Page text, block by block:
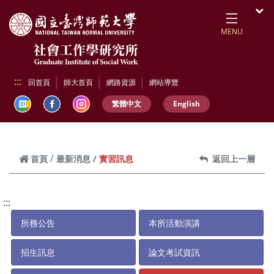
MENU
::: 回首頁 師大首頁 網路資源 網站導覽
繁體中文 English
首頁 最新消息 實習訊息 返回上一層
:::
所務公告 本所活動演講
招生訊息 論文考試資訊